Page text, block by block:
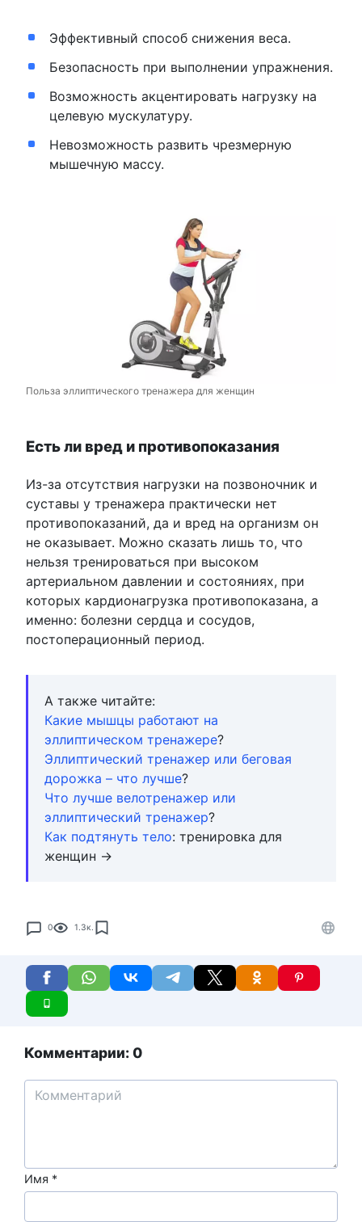
Эффективный способ снижения веса.
Безопасность при выполнении упражнения.
Возможность акцентировать нагрузку на
целевую мускулатуру.
Невозможность развить чрезмерную
мышечную массу.
Польза эллиптического тренажера для женщин
Есть ли вред и противопоказания
Из-за отсутствия нагрузки на позвоночник и
суставы у тренажера практически нет
противопоказаний, да и вред на организм он
не оказывает. Можно сказать лишь то, что
нельзя тренироваться при высоком
артериальном давлении и состояниях, при
которых кардионагрузка противопоказана, а
именно: болезни сердца и сосудов,
постоперационный период.
А также читайте:
Какие мышцы работают на
эллиптическом тренажере?
Эллиптический тренажер или беговая
дорожка – что лучше?
Что лучше велотренажер или
эллиптический тренажер?
Как подтянуть тело: тренировка для
женщин →
0 1.3к.
Комментарии: 0
Имя *